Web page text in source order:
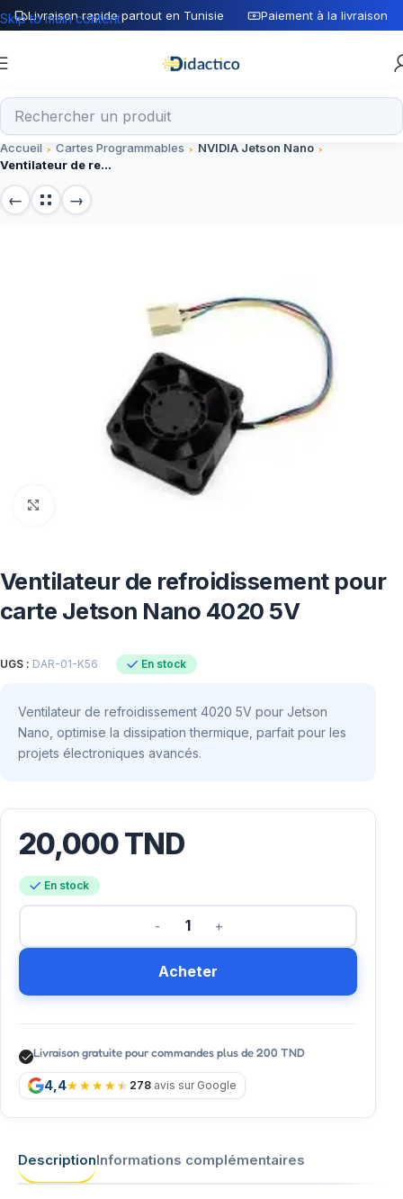
Livraison rapide partout en Tunisie Paiement à la livraison
Skip to main content
Accueil Cartes Programmables
NVIDIA Jetson Nano
Ventilateur de refroidissement pour carte Jetson Nano 4020 5V
Ventilateur de refroidissement pour
carte Jetson Nano 4020 5V
UGS : DAR-01-K56 En stock
Ventilateur de refroidissement 4020 5V pour Jetson
Nano, optimise la dissipation thermique, parfait pour les
projets électroniques avancés.
20,000TND
En stock
Acheter
Livraison gratuite pour commandes plus de 200 TND
4,4 278 avis sur Google
DescriptionInformations complémentaires